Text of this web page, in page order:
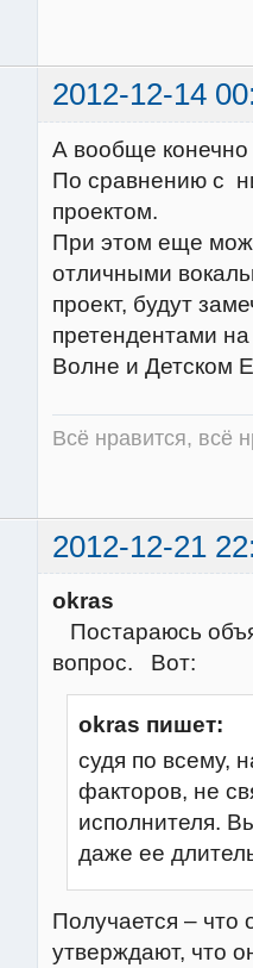
2012-12-14
А вообще конечно
По сравнению с
проектом.
При этом еще
отличными
проект, будут
претендентами
Волне и Детском
Всё нравится, всё
2012-12-21
okras
Постараюсь
вопрос. Вот:
okras пишет:
судя по всему,
факторов, не
исполнителя.
даже ее
Получается – что
утверждают, что